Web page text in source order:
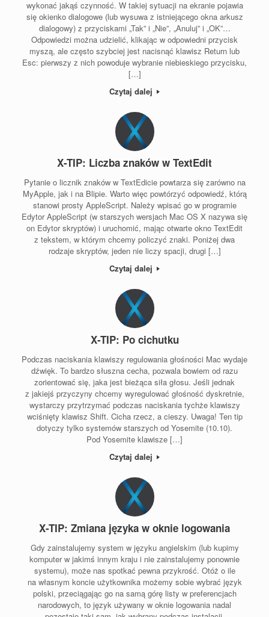
wykonać jakąś czynność. W takiej sytuacji na ekranie pojawia
się okienko dialogowe (lub wysuwa z istniejącego okna arkusz
dialogowy) z przyciskami „Tak” i „Nie”, „Anuluj” i „OK”…
Odpowiedzi można udzielić, klikając w odpowiedni przycisk
myszą, ale często szybciej jest nacisnąć klawisz Return lub
Esc: pierwszy z nich powoduje wybranie niebieskiego przycisku,
[…]
Czytaj dalej
X-TIP: Liczba znaków w TextEdit
Pytanie o licznik znaków w TextEdicie powtarza się zarówno na
MyApple, jak i na Blipie. Warto więc powtórzyć odpowiedź, którą
stanowi prosty AppleScript. Należy wpisać go w programie
Edytor AppleScript (w starszych wersjach Mac OS X nazywa się
on Edytor skryptów) i uruchomić, mając otwarte okno TextEdit
z tekstem, w którym chcemy policzyć znaki. Poniżej dwa
rodzaje skryptów, jeden nie liczy spacji, drugi […]
Czytaj dalej
X-TIP: Po cichutku
Podczas naciskania klawiszy regulowania głośności Mac wydaje
dźwięk. To bardzo słuszna cecha, pozwala bowiem od razu
zorientować się, jaka jest bieżąca siła głosu. Jeśli jednak
z jakiejś przyczyny chcemy wyregulować głośność dyskretnie,
wystarczy przytrzymać podczas naciskania tychże klawiszy
wciśnięty klawisz Shift. Cicha rzecz, a cieszy. Uwaga! Ten tip
dotyczy tylko systemów starszych od Yosemite (10.10).
Pod Yosemite klawisze […]
Czytaj dalej
X-TIP: Zmiana języka w oknie logowania
Gdy zainstalujemy system w języku angielskim (lub kupimy
komputer w jakimś innym kraju i nie zainstalujemy ponownie
systemu), może nas spotkać pewna przykrość. Otóż o ile
na własnym koncie użytkownika możemy sobie wybrać język
polski, przeciągając go na samą górę listy w preferencjach
narodowych, to język używany w oknie logowania nadal